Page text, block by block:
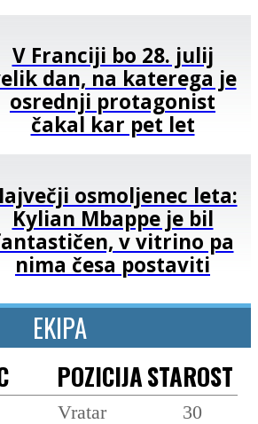
V Franciji bo 28. julij
dan, na katerega je
osrednji protagonist
čakal kar pet let
osmoljenec leta:
Kylian Mbappe je bil
v vitrino pa
nima česa postaviti
EKIPA
POZICIJASTAROST
Vratar
30